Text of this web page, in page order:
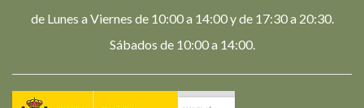
de Lunes a Viernes de 10:00 a 14:00 y de 17:30 a 20:30.
Sábados de 10:00 a 14:00.